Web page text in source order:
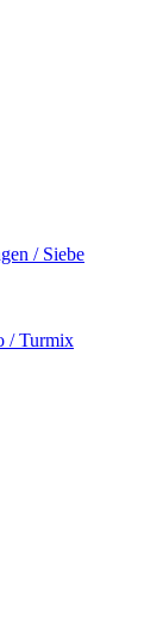
/ Siebe
/ Turmix